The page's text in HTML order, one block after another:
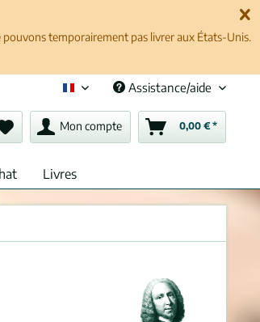
temporairement pas livrer aux États-Unis.
Français (fr)Assistance/aide
Mon compte 0,00 € *
Livres